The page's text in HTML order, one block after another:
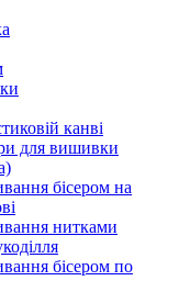
канві
для вишивки
бісером на
нитками
бісером по